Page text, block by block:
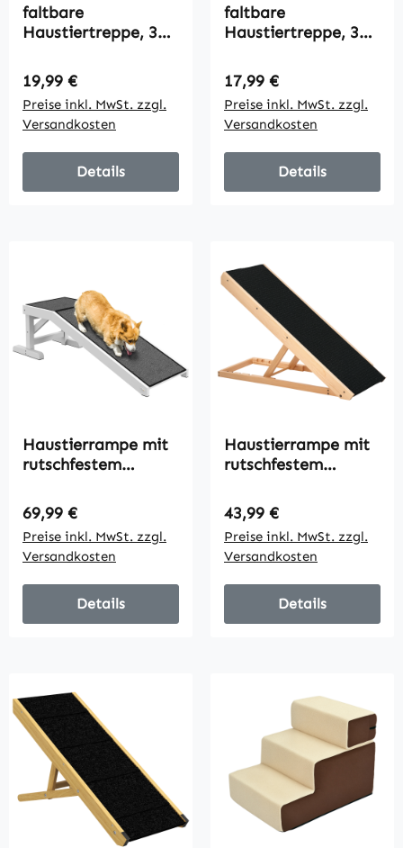
faltbare
Haustiertreppe, 3
Plüschbezug,
Spanplatte, 46 x 35
x 35 cm, Beige
Regulärer Preis:
19,99 €
Preise inkl. MwSt. zzgl.
Versandkosten
Details
faltbare
Haustiertreppe, 3
Plüschbezug,
Spanplatte, 46 x 35
x 35 cm, Hellgrau
Regulärer Preis:
17,99 €
Preise inkl. MwSt. zzgl.
Versandkosten
Details
Haustierrampe mit
rutschfestem
35,5cm Kiefernholz
Regulärer Preis:
69,99 €
Preise inkl. MwSt. zzgl.
Versandkosten
Details
Haustierrampe mit
rutschfestem
verstellbarer
Haustierleiter
Hunderampe für
großen Hund
Kiefernholz
Polyester
Schwarz+Naturholz
Regulärer Preis:
43,99 €
Preise inkl. MwSt. zzgl.
Versandkosten
Details